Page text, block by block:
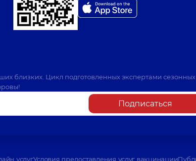
близких. Цикл подготовленных экспертами сезонных
Подписаться
услугУсловия предоставления услуг вакцинации